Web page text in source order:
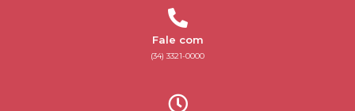
Fale com
(34) 3321-0000